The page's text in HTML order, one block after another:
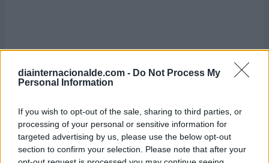
diainternacionalde.com - Do Not Process My
Personal Information
If you wish to opt-out of the sale, sharing to third parties, or
processing of your personal or sensitive information for
targeted advertising by us, please use the below opt-out
section to confirm your selection. Please note that after your
Día Nacional de la Miel